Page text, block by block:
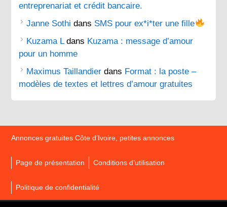
entreprenariat et crédit bancaire.
Janne Sothi dans SMS pour ex*i*ter une fille
Kuzama Ldans Kuzama : message d’amour
pour un homme
Maximus Taillandier dans Format : la poste –
modèles de textes et lettres d’amour gratuites
Annonces gratuites Côte d’Ivoire, petites annonces
Page de présentation Conditions d’utilisation
Politique de confidentialité